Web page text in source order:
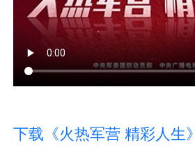
下载《火热军营 精彩人生》